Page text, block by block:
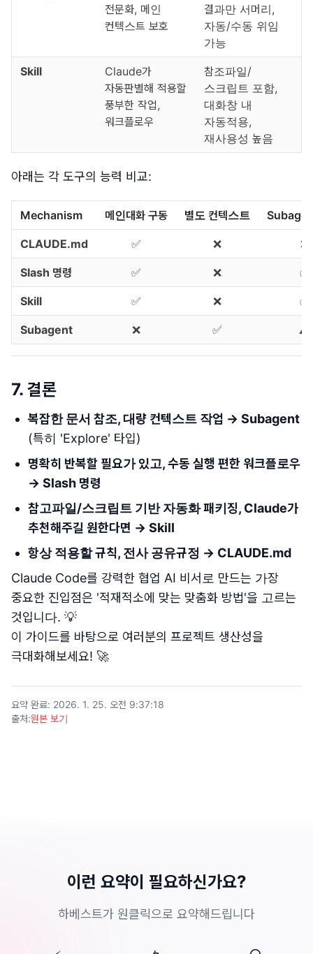
전문화, 메인
컨텍스트 보호
결과만 서머리,
자동/수동 위임
가능
Skill
Claude가
자동판별해 적용할
풍부한 작업,
워크플로우
참조파일/
스크립트 포함,
대화창 내
자동적용,
재사용성 높음
아래는 각 도구의 능력 비교:
Mechanism 메인대화 구동 별도 컨텍스트
CLAUDE.md ✅ ❌ ❌
Slash 명령 ✅ ❌ ✅
Skill ✅ ❌ ✅
Subagent ❌ ✅ ⚠️
7. 결론
복잡한 문서 참조, 대량 컨텍스트 작업 → Subagent
(특히 'Explore' 타입)
명확히 반복할 필요가 있고, 수동 실행 편한 워크플로우
→ Slash 명령
참고파일/스크립트 기반 자동화 패키징, Claude가
추천해주길 원한다면 → Skill
항상 적용할 규칙, 전사 공유규정 → CLAUDE.md
Claude Code를 강력한 협업 AI 비서로 만드는 가장
중요한 진입점은 '적재적소에 맞는 맞춤화 방법'을 고르는
것입니다. 💡
이 가이드를 바탕으로 여러분의 프로젝트 생산성을
극대화해보세요! 🚀
요약 완료: 2026. 1. 25. 오전 9:37:18
출처:원본 보기
이런 요약이 필요하신가요?
하베스트가 원클릭으로 요약해드립니다